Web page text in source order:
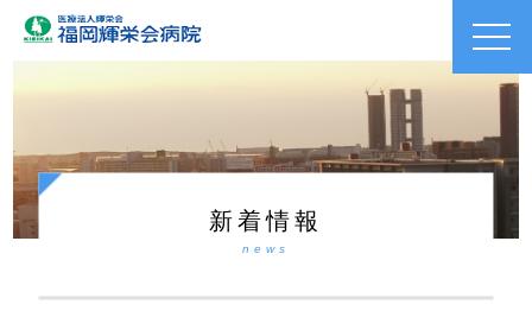
toggle
新着情報
news